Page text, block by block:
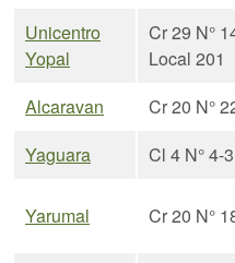
Unicentro
Yopal
Cr 29 N°
Local 201
Alcaravan Cr 20 N°
Yaguara
Cl 4 N° 4-
Yarumal Cr 20 N°